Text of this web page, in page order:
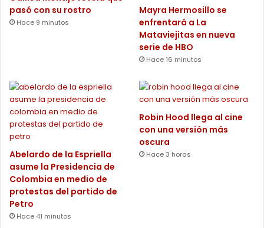
pasó con su rostro
Hace 9 minutos
Mayra Hermosillo se
enfrentará a La
Mataviejitas en nueva
serie de HBO
Hace 16 minutos
Abelardo de la Espriella
asume la Presidencia de
Colombia en medio de
protestas del partido de
Petro
Hace 41 minutos
Robin Hood llega al cine
con una versión más
oscura
Hace 3 horas